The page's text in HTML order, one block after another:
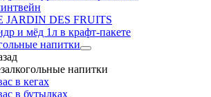
JARDIN DES FRUITS
и мёд 1л в крафт-пакете
напитки
напитки
в кегах
в бутылках